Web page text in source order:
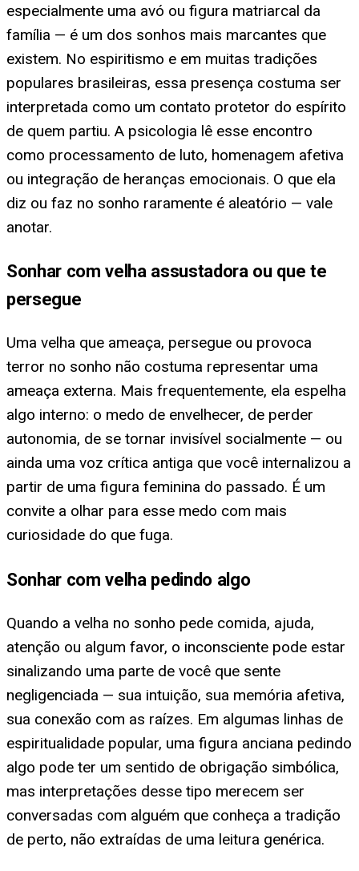
especialmente uma avó ou figura matriarcal da
família — é um dos sonhos mais marcantes que
existem. No espiritismo e em muitas tradições
populares brasileiras, essa presença costuma ser
interpretada como um contato protetor do espírito
de quem partiu. A psicologia lê esse encontro
como processamento de luto, homenagem afetiva
ou integração de heranças emocionais. O que ela
diz ou faz no sonho raramente é aleatório — vale
anotar.
Sonhar com velha assustadora ou que te
persegue
Uma velha que ameaça, persegue ou provoca
terror no sonho não costuma representar uma
ameaça externa. Mais frequentemente, ela espelha
algo interno: o medo de envelhecer, de perder
autonomia, de se tornar invisível socialmente — ou
ainda uma voz crítica antiga que você internalizou a
partir de uma figura feminina do passado. É um
convite a olhar para esse medo com mais
curiosidade do que fuga.
Sonhar com velha pedindo algo
Quando a velha no sonho pede comida, ajuda,
atenção ou algum favor, o inconsciente pode estar
sinalizando uma parte de você que sente
negligenciada — sua intuição, sua memória afetiva,
sua conexão com as raízes. Em algumas linhas de
espiritualidade popular, uma figura anciana pedindo
algo pode ter um sentido de obrigação simbólica,
mas interpretações desse tipo merecem ser
conversadas com alguém que conheça a tradição
de perto, não extraídas de uma leitura genérica.